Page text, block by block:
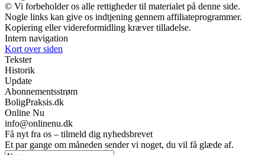
© Vi forbeholder os alle rettigheder til materialet på denne side.
Nogle links kan give os indtjening gennem affiliateprogrammer.
Kopiering eller videreformidling kræver tilladelse.
Intern navigation
Kort over siden
Tekster
Historik
Update
Abonnementsstrøm
BoligPraksis.dk
Online Nu
info@onlinenu.dk
Få nyt fra os – tilmeld dig nyhedsbrevet
Et par gange om måneden sender vi noget, du vil få glæde af.